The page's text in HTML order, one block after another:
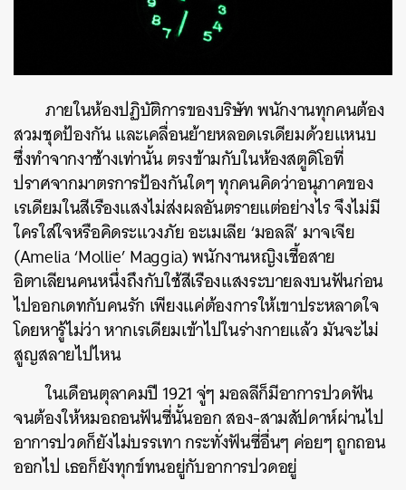
ภายในห้องปฏิบัติการของบริษัท พนักงานทุกคนต้อง
สวมชุดป้องกัน และเคลื่อนย้ายหลอดเรเดียมด้วยแหนบ
ซึ่งทำจากงาช้างเท่านั้น ตรงข้ามกับในห้องสตูดิโอที่
ปราศจากมาตรการป้องกันใดๆ ทุกคนคิดว่าอนุภาคของ
เรเดียมในสีเรืองแสงไม่ส่งผลอันตรายแต่อย่างไร จึงไม่มี
ใครใส่ใจหรือคิดระแวงภัย อะเมเลีย ‘มอลลี’ มาจเจีย
(Amelia ‘Mollie’ Maggia) พนักงานหญิงเชื้อสาย
อิตาเลียนคนหนึ่งถึงกับใช้สีเรืองแสงระบายลงบนฟันก่อน
ไปออกเดทกับคนรัก เพียงแค่ต้องการให้เขาประหลาดใจ
โดยหารู้ไม่ว่า หากเรเดียมเข้าไปในร่างกายแล้ว มันจะไม่
สูญสลายไปไหน
ในเดือนตุลาคมปี 1921 จู่ๆ มอลลีก็มีอาการปวดฟัน
จนต้องให้หมอถอนฟันซี่นั้นออก สอง-สามสัปดาห์ผ่านไป
อาการปวดก็ยังไม่บรรเทา กระทั่งฟันซี่อื่นๆ ค่อยๆ ถูกถอน
ออกไป เธอก็ยังทุกข์ทนอยู่กับอาการปวดอยู่
SHARE TWEET LINE EMAIL